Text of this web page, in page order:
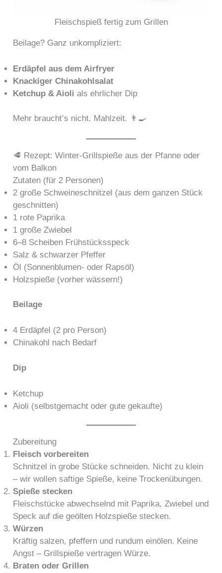
Fleischspieß fertig zum Grillen
Beilage? Ganz unkompliziert:
Erdäpfel aus dem Airfryer
Knackiger Chinakohlsalat
Ketchup & Aioli als ehrlicher Dip
Mehr braucht’s nicht. Mahlzeit. 👨‍🍳
🥩 Rezept: Winter-Grillspieße aus der Pfanne oder
vom Balkon
Zutaten (für 2 Personen)
2 große Schweineschnitzel (aus dem ganzen Stück
geschnitten)
1 rote Paprika
1 große Zwiebel
6–8 Scheiben Frühstücksspeck
Salz & schwarzer Pfeffer
Öl (Sonnenblumen- oder Rapsöl)
Holzspieße (vorher wässern!)
Beilage
4 Erdäpfel (2 pro Person)
Chinakohl nach Bedarf
Dip
Ketchup
Aioli (selbstgemacht oder gute gekaufte)
Zubereitung
Fleisch vorbereiten
Schnitzel in grobe Stücke schneiden. Nicht zu klein
– wir wollen saftige Spieße, keine Trockenübungen.
Spieße stecken
Fleischstücke abwechselnd mit Paprika, Zwiebel und
Speck auf die geölten Holzspieße stecken.
Würzen
Kräftig salzen, pfeffern und rundum einölen. Keine
Angst – Grillspieße vertragen Würze.
Braten oder Grillen